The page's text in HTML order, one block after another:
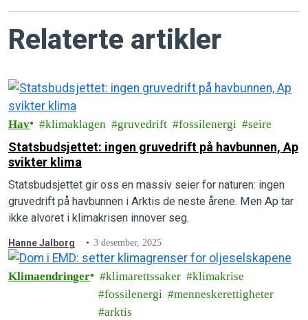
Relaterte artikler
Hav klimaklagen gruvedrift fossilenergi seire
Statsbudsjettet: ingen gruvedrift på havbunnen, Ap
svikter klima
Statsbudsjettet gir oss en massiv seier for naturen: ingen
gruvedrift på havbunnen i Arktis de neste årene. Men Ap tar
ikke alvoret i klimakrisen innover seg.
Hanne Jalborg 3 desember, 2025
Klimaendringer klimarettssaker
klimakrise
fossilenergi
menneskerettigheter
arktis